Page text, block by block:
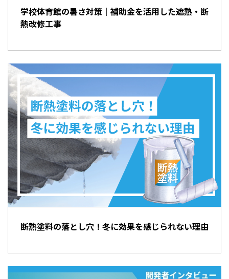
学校体育館の暑さ対策｜補助金を活用した遮熱・断
熱改修工事
断熱塗料の落とし穴！冬に効果を感じられない理由